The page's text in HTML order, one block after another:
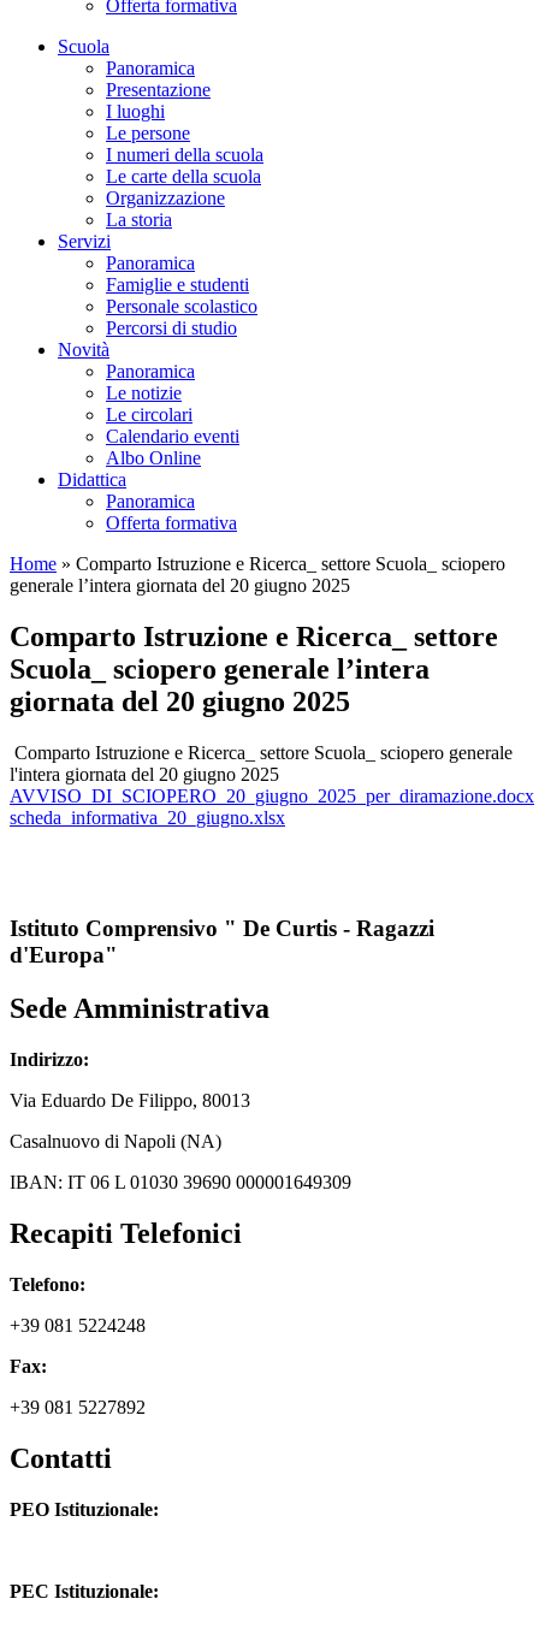
Offerta formativa
Scuola
Panoramica
Presentazione
I luoghi
Le persone
I numeri della scuola
Le carte della scuola
Organizzazione
La storia
Servizi
Panoramica
Famiglie e studenti
Personale scolastico
Percorsi di studio
Novità
Panoramica
Le notizie
Le circolari
Calendario eventi
Albo Online
Didattica
Panoramica
Offerta formativa
Home » Comparto Istruzione e Ricerca_ settore Scuola_ sciopero
generale l’intera giornata del 20 giugno 2025
Comparto Istruzione e Ricerca_ settore
Scuola_ sciopero generale l’intera
giornata del 20 giugno 2025
Comparto Istruzione e Ricerca_ settore Scuola_ sciopero generale
l'intera giornata del 20 giugno 2025
AVVISO_DI_SCIOPERO_20_giugno_2025_per_diramazione.docx
scheda_informativa_20_giugno.xlsx
Istituto Comprensivo " De Curtis - Ragazzi
d'Europa"
Sede Amministrativa
Indirizzo:
Via Eduardo De Filippo, 80013
Casalnuovo di Napoli (NA)
IBAN: IT 06 L 01030 39690 000001649309
Recapiti Telefonici
Telefono:
+39 081 5224248
Fax:
+39 081 5227892
Contatti
PEO Istituzionale:
PEC Istituzionale: